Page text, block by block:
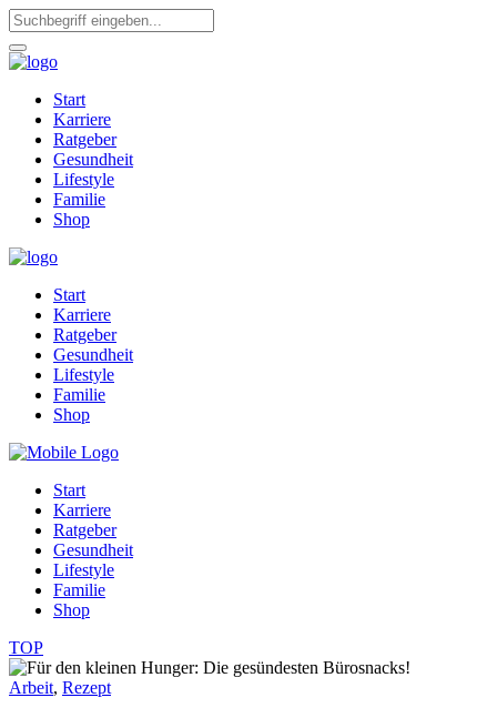
Start
Karriere
Ratgeber
Gesundheit
Lifestyle
Familie
Shop
Start
Karriere
Ratgeber
Gesundheit
Lifestyle
Familie
Shop
Start
Karriere
Ratgeber
Gesundheit
Lifestyle
Familie
Shop
TOP
Arbeit, Rezept